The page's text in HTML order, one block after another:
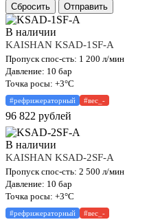
Сбросить Отправить
В наличии
KAISHAN KSAD-1SF-A
Пропуск спос-сть: 1 200 л/мин
Давление: 10 бар
Точка росы: +3°C
#рефрижераторный #вес_-
96 822 рублей
В наличии
KAISHAN KSAD-2SF-A
Пропуск спос-сть: 2 500 л/мин
Давление: 10 бар
Точка росы: +3°C
#рефрижераторный #вес_-